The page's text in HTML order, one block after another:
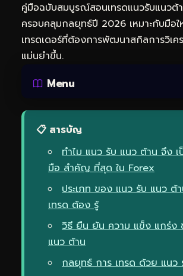
คู่มือฉบับสมบูรณ์สอนเทรดแนวรับแนวต้
ครอบคลุมกลยุทธ์ปี 2026 เหมาะกับมือใ
เทรดเดอร์ที่ต้องการพัฒนาสกิลการวิเค
แม่นยำขึ้น.
Menu
📋 สารบัญ
ทำไม แนว รับ แนว ต้าน จึง เ
มือ สำคัญ ที่สุด ใน Forex
ประเภท ของ แนว รับ แนว ต้
เทรด ต้อง รู้
วิธี ยืน ยัน ความ แข็ง แกร่ง
แนว ต้าน
กลยุทธ์ การ เทรด ด้วย แนว